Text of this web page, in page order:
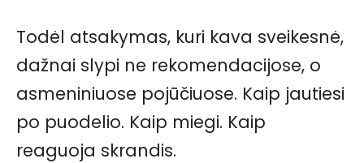
Todėl atsakymas, kuri kava sveikesnė,
dažnai slypi ne rekomendacijose, o
asmeniniuose pojūčiuose. Kaip jautiesi
po puodelio. Kaip miegi. Kaip
reaguoja skrandis.